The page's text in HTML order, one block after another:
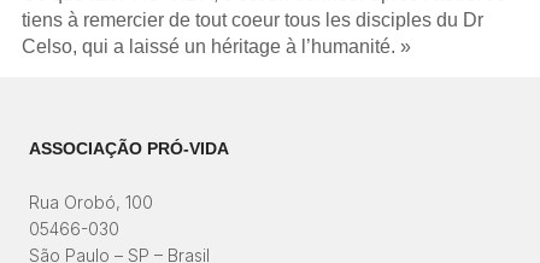
tiens à remercier de tout coeur tous les disciples du Dr
Celso, qui a laissé un héritage à l’humanité. »
ASSOCIAÇÃO PRÓ-VIDA
Rua Orobó, 100
05466-030
São Paulo – SP – Brasil